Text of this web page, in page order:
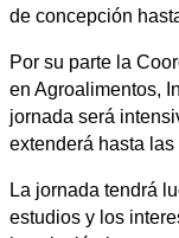
de concepción
Por su parte la
en Agroalimentos,
jornada será
extenderá hasta las
La jornada tendrá
estudios y los